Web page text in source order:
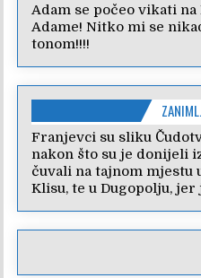
Adam se počeo vikati na
Adame! Nitko mi se
tonom!!!!
Franjevci su sliku
nakon što su je donijeli
čuvali na tajnom mjestu
Klisu, te u Dugopolju,